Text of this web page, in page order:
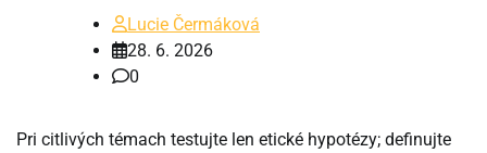
Lucie Čermáková
28. 6. 2026
0
Pri citlivých témach testujte len etické hypotézy; definujte